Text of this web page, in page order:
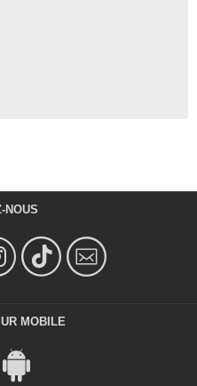
NOUS
MOBILE